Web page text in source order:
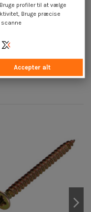
trÃ¥d elforzinket stål...
profiler til at vælge
Bruge præcise
Accepter alt